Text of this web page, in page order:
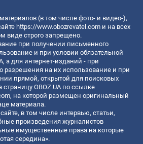
(в том числе фото- и видео-),
https://www.obozrevatel.com и на всех
виде строго запрещено.
при получении письменного
и при условии обязательной
а для интернет-изданий - при
разрешения на их использование и при
прямой, открытой для поисковых
OBOZ.UA по ссылке
, на которой размещен оригинальный
материала.
в том числе интервью, статьи,
произведения журналистов
имущественные права на которые
середина».